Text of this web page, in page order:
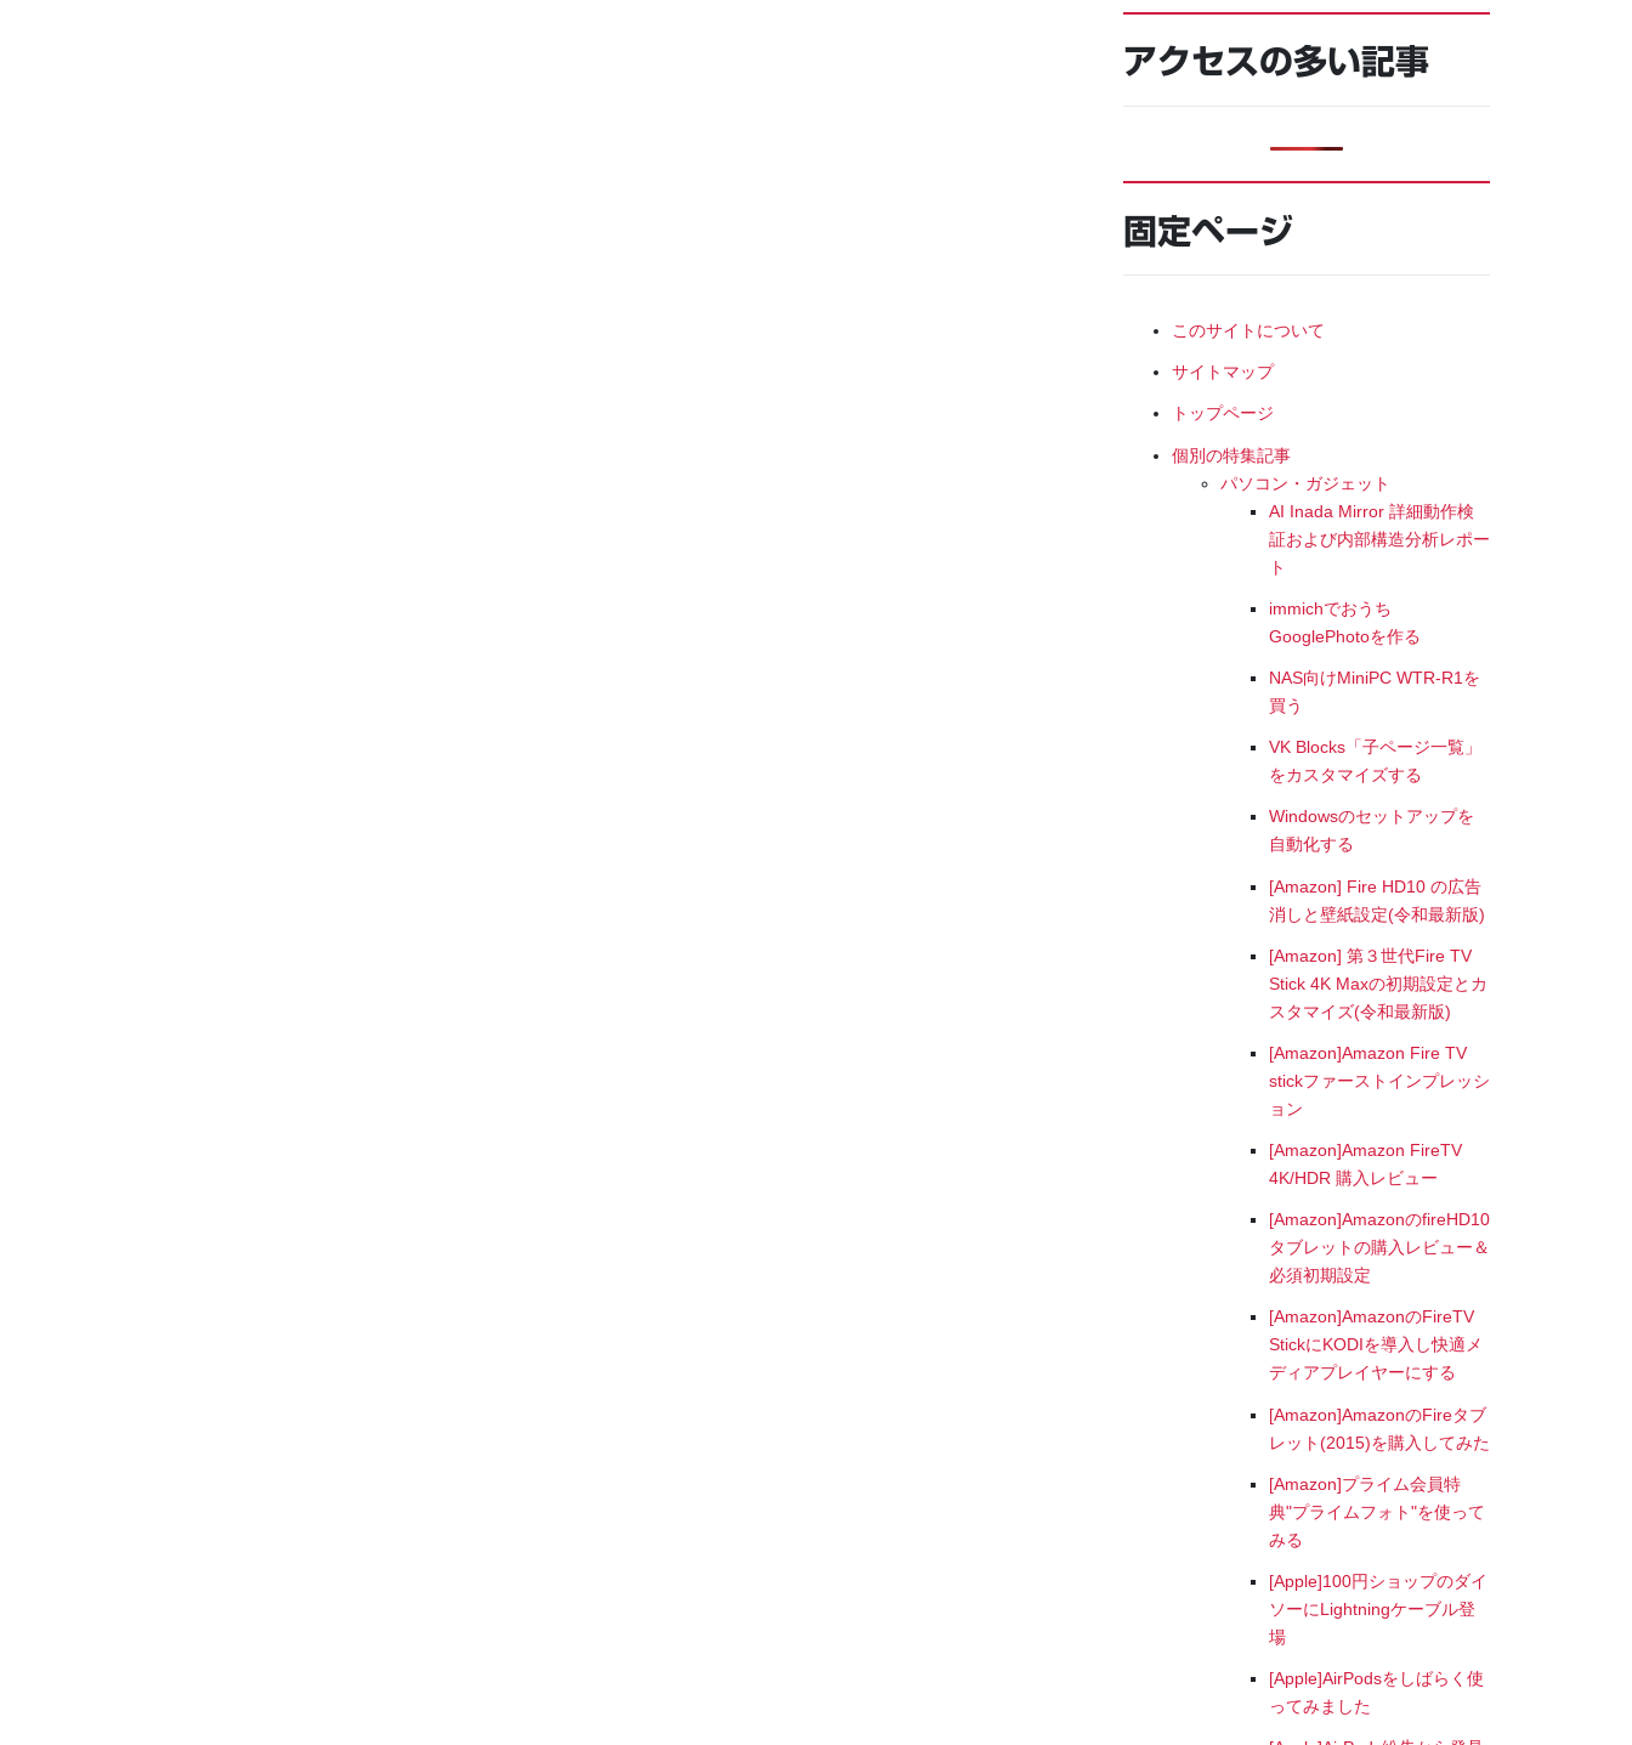
アクセスの多い記事
固定ページ
このサイトについて
サイトマップ
トップページ
個別の特集記事
パソコン・ガジェット
AI Inada Mirror 詳細動作検
証および内部構造分析レポー
ト
immichでおうち
GooglePhotoを作る
NAS向けMiniPC WTR-R1を
買う
VK Blocks「子ページ一覧」
をカスタマイズする
Windowsのセットアップを
自動化する
[Amazon] Fire HD10 の広告
消しと壁紙設定(令和最新版)
[Amazon] 第３世代Fire TV
Stick 4K Maxの初期設定とカ
スタマイズ(令和最新版)
[Amazon]Amazon Fire TV
stickファーストインプレッシ
ョン
[Amazon]Amazon FireTV
4K/HDR 購入レビュー
[Amazon]AmazonのfireHD10
タブレットの購入レビュー＆
必須初期設定
[Amazon]AmazonのFireTV
StickにKODIを導入し快適メ
ディアプレイヤーにする
[Amazon]AmazonのFireタブ
レット(2015)を購入してみた
[Amazon]プライム会員特
典"プライムフォト"を使って
みる
[Apple]100円ショップのダイ
ソーにLightningケーブル登
場
[Apple]AirPodsをしばらく使
ってみました